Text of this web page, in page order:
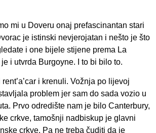
mi u Doveru onaj prefascinantan stari
je istinski nevjerojatan i nešto je što
i one bijele stijene prema La
i utvrda Burgoyne. I to bi bilo to.
rent’a’car i krenuli. Vožnja po lijevoj
problem jer sam do sada vozio u
Prvo odredište nam je bilo Canterbury,
crkve, tamošnji nadbiskup je glavni
crkve. Pa ne treba čuditi da je